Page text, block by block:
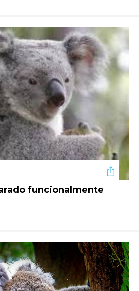
funcionalmente